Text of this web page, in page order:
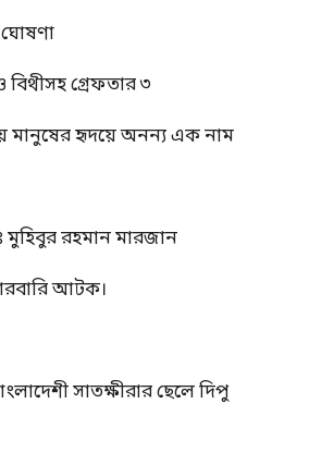
ঘোষণা
বিথীসহ গ্রেফতার ৩
মানুষের হৃদয়ে অনন্য এক নাম
রহমান মারজান
আটক।
সাতক্ষীরার ছেলে দিপু